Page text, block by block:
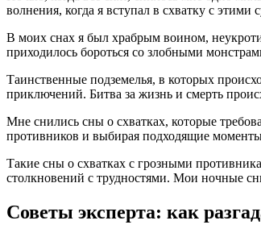
волнения, когда я вступал в схватку с
В моих снах я был храбрым воином,
приходилось бороться со злобными
Таинственные подземелья, в которых
приключений. Битва за жизнь и смерть
Мне снились сны о схватках, которые
противников и выбирая подходящие
Такие сны о схватках с грозными
столкновений с трудностями. Мои ночные
Советы эксперта: как